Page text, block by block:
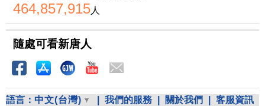
464,857,915人
隨處可看新唐人
語言： 中文(台灣) 我們的服務 關於我們 客服資訊